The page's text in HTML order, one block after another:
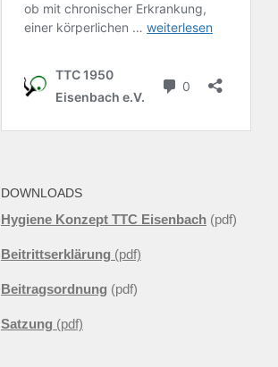
DOWNLOADS
Hygiene Konzept TTC Eisenbach (pdf)
Beitrittserklärung (pdf)
Beitragsordnung (pdf)
Satzung (pdf)